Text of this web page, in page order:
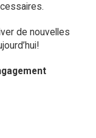
de nouvelles